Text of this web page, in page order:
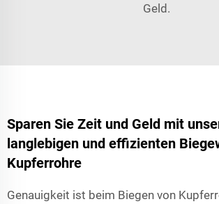
Geld.
Sparen Sie Zeit und Geld mit
langlebigen und effizienten
Kupferrohre
Genauigkeit ist beim Biegen von